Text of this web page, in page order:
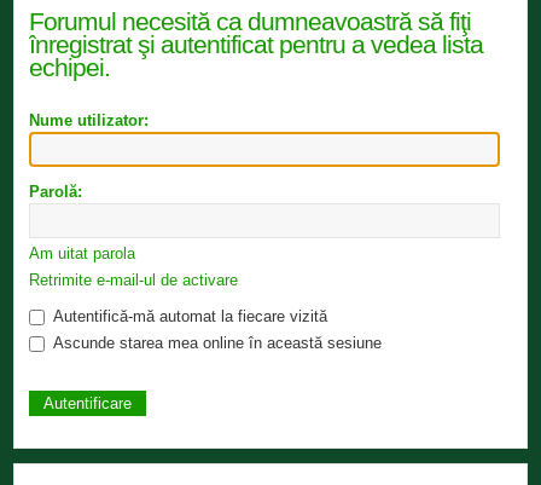
Forumul necesită ca dumneavoastră să fiţi
înregistrat şi autentificat pentru a vedea lista
echipei.
Nume utilizator:
Parolă:
Am uitat parola
Retrimite e-mail-ul de activare
Autentifică-mă automat la fiecare vizită
Ascunde starea mea online în această sesiune